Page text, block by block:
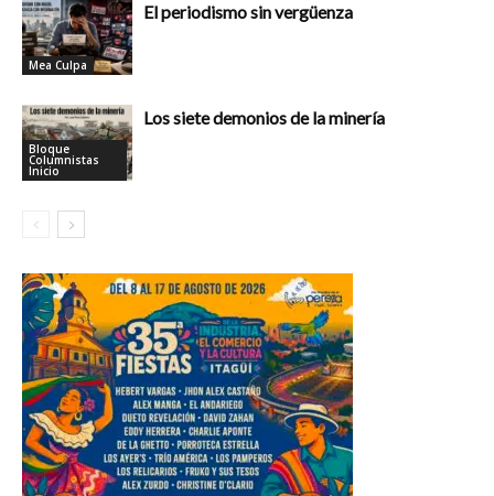
Mea Culpa
El periodismo sin vergüenza
Bloque
Columnistas
Inicio
Los siete demonios de la minería